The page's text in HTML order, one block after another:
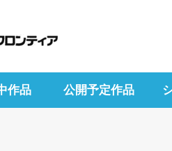
作品 公開予定作品